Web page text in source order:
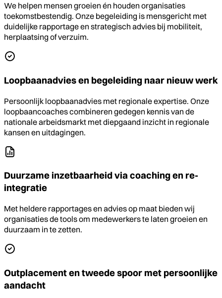
We helpen mensen groeien én houden organisaties
toekomstbestendig. Onze begeleiding is mensgericht met
duidelijke rapportage en strategisch advies bij mobiliteit,
herplaatsing of verzuim.
Loopbaanadvies en begeleiding naar nieuw werk
Persoonlijk loopbaanadvies met regionale expertise. Onze
loopbaancoaches combineren gedegen kennis van de
nationale arbeidsmarkt met diepgaand inzicht in regionale
kansen en uitdagingen.
Duurzame inzetbaarheid via coaching en re-
integratie
Met heldere rapportages en advies op maat bieden wij
organisaties de tools om medewerkers te laten groeien en
duurzaam in te zetten.
Outplacement en tweede spoor met persoonlijke
aandacht